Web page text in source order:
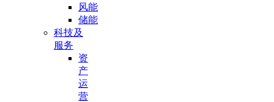
风能
储能
科技及
服务
资
产
运
营